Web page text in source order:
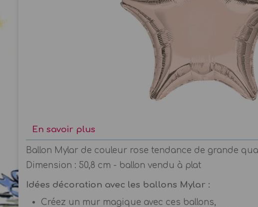
En savoir plus
Ballon Mylar de couleur rose tendance de grande
Dimension : 50,8 cm - ballon vendu à plat
Idées décoration avec les ballons Mylar :
Créez un mur magique avec ces ballons,